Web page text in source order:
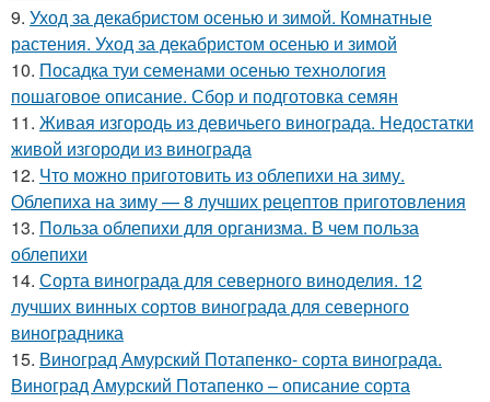
9. Уход за декабристом осенью и зимой. Комнатные
растения. Уход за декабристом осенью и зимой
10. Посадка туи семенами осенью технология
пошаговое описание. Сбор и подготовка семян
11. Живая изгородь из девичьего винограда. Недостатки
живой изгороди из винограда
12. Что можно приготовить из облепихи на зиму.
Облепиха на зиму — 8 лучших рецептов приготовления
13. Польза облепихи для организма. В чем польза
облепихи
14. Сорта винограда для северного виноделия. 12
лучших винных сортов винограда для северного
виноградника
15. Виноград Амурский Потапенко- сорта винограда.
Виноград Амурский Потапенко – описание сорта